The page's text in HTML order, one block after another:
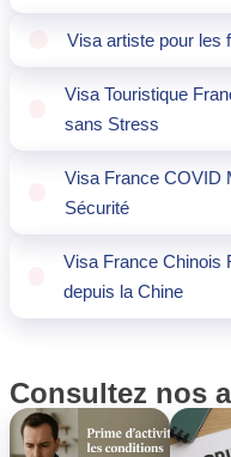
Visa artiste pour les
Visa Touristique
sans Stress
Visa France COVID
Sécurité
Visa France Chinois
depuis la Chine
Consultez nos